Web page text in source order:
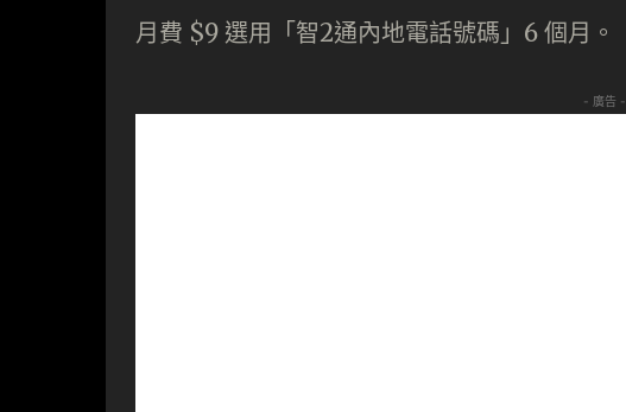
月費 $9 選用「智2通內地電話號碼」6 個月。
- 廣告 -